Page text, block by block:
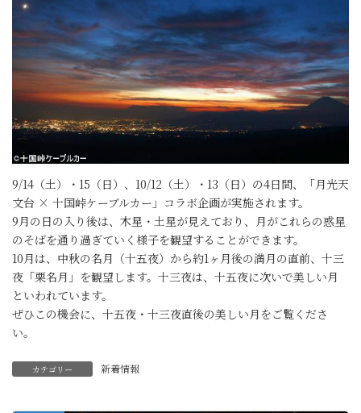
9/14（土）・15（日）、10/12（土）・13（日）の4日間、「月光天
文台 × 十国峠ケーブルカー」コラボ企画が実施されます。
9月の日の入り後は、木星・土星が見えており、月がこれらの惑星
のそばを通り過ぎていく様子を観望することができます。
10月は、中秋の名月（十五夜）から約1ヶ月後の満月の直前、十三
夜「栗名月」を観望します。十三夜は、十五夜に次いで美しい月
といわれています。
ぜひこの機会に、十五夜・十三夜直後の美しい月をご覧くださ
い。
カテゴリー 新着情報